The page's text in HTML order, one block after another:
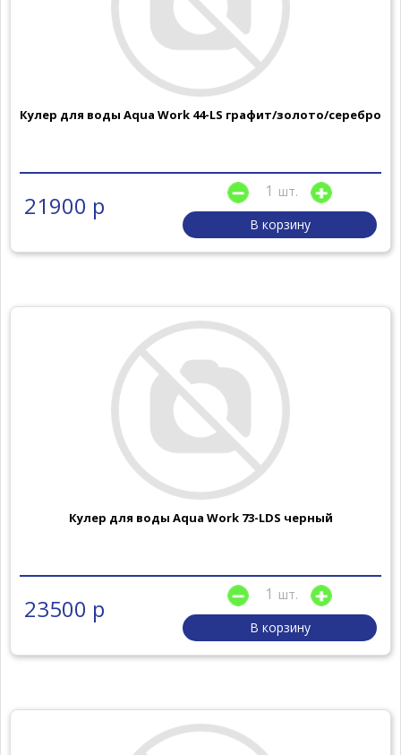
Кулер для воды Aqua Work 44-LS графит/золото/серебро
21900 р
шт.
В корзину
Кулер для воды Aqua Work 73-LDS черный
23500 р
шт.
В корзину